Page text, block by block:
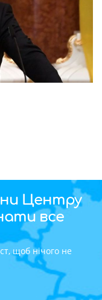
Центру
все
щоб нічого не